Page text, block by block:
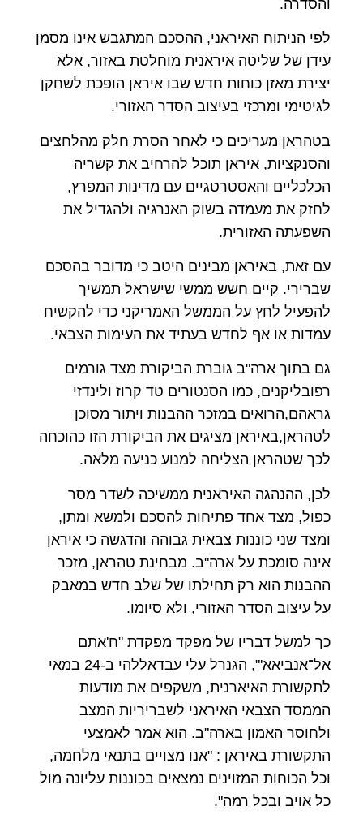
והסדרה.
לפי הניתוח האיראני, ההסכם המתגבש אינו מסמן
עידן של שליטה איראנית מוחלטת באזור, אלא
יצירת מאזן כוחות חדש שבו איראן הופכת לשחקן
לגיטימי ומרכזי בעיצוב הסדר האזורי.
בטהראן מעריכים כי לאחר הסרת חלק מהלחצים
והסנקציות, איראן תוכל להרחיב את קשריה
הכלכליים והאסטרטגיים עם מדינות המפרץ,
לחזק את מעמדה בשוק האנרגיה ולהגדיל את
השפעתה האזורית.
עם זאת, באיראן מבינים היטב כי מדובר בהסכם
שברירי. קיים חשש ממשי שישראל תמשיך
להפעיל לחץ על הממשל האמריקני כדי להקשיח
עמדות או אף לחדש בעתיד את העימות הצבאי.
גם בתוך ארה"ב גוברת הביקורת מצד גורמים
רפובליקנים, כמו הסנטורים טד קרוז ולינדזי
גראהם,הרואים במזכר ההבנות ויתור מסוכן
לטהראן,באיראן מציגים את הביקורת הזו כהוכחה
לכך שטהראן הצליחה למנוע כניעה מלאה.
לכן, ההנהגה האיראנית ממשיכה לשדר מסר
כפול, מצד אחד פתיחות להסכם ולמשא ומתן,
ומצד שני כוננות צבאית גבוהה והדגשה כי איראן
אינה סומכת על ארה"ב. מבחינת טהראן, מזכר
ההבנות הוא רק תחילתו של שלב חדש במאבק
על עיצוב הסדר האזורי, ולא סיומו.
כך למשל דבריו של מפקד מפקדת "ח'אתם
אל־אנביאא'", הגנרל עלי עבדאללהי ב-24 במאי
לתקשורת האיארנית, משקפים את מודעות
הממסד הצבאי האיראני לשבריריות המצב
ולחוסר האמון בארה"ב. הוא אמר לאמצעי
התקשורת באיראן : "אנו מצויים בתנאי מלחמה,
וכל הכוחות המזוינים נמצאים בכוננות עליונה מול
כל אויב ובכל רמה".